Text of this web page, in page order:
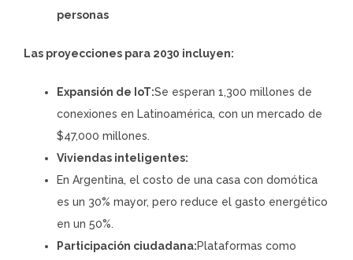
personas
Las proyecciones para 2030 incluyen:
Expansión de IoT:Se esperan 1,300 millones de
conexiones en Latinoamérica, con un mercado de
$47,000 millones.
Viviendas inteligentes:
En Argentina, el costo de una casa con domótica
es un 30% mayor, pero reduce el gasto energético
en un 50%.
Participación ciudadana:Plataformas como